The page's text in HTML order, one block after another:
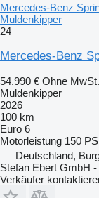
Mercedes-Benz
Muldenkipper
24
Mercedes-Benz
54.990 € Ohne MwSt.
Muldenkipper
2026
100 km
Euro 6
Motorleistung 150
Deutschland,
Stefan Ebert GmbH
Verkäufer